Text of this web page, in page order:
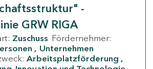
-
GRW RIGA
Zuschuss Fördernehmer:
Unternehmen
Arbeitsplatzförderung